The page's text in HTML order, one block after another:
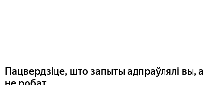
Пацвердзіце, што запыты адпраўлялі вы, а